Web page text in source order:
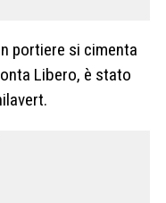
portiere si cimenta
Libero, è stato